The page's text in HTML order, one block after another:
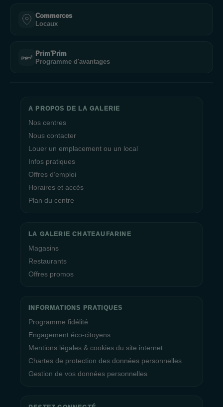
Commerces
Locaux
Prim'Prim
Programme d'avantages
A PROPOS DE LA GALERIE
Nos centres
Nous contacter
Louer un emplacement ou un local
Infos pratiques
Offres d’emploi
Horaires et accès
Plan du centre
LA GALERIE CHATEAUFARINE
Magasins
Restaurants
Offres promos
INFORMATIONS PRATIQUES
Programme fidélité
Engagement éco-citoyens
Mentions légales & cookies du site internet
Chartes de protection des données personnelles
Gestion de vos données personnelles